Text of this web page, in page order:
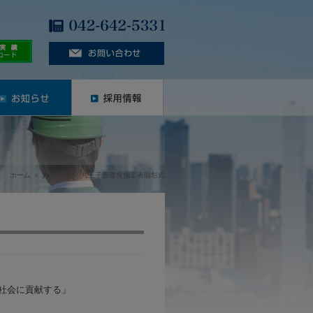
ホーム ＞ お知らせ 八王子市優良施工者顕彰式
に貢献する」